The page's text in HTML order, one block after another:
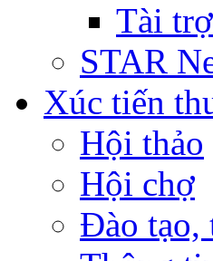
Tài trợ
STAR
Xúc tiến
Hội thảo
Hội chợ
Đào tạo,